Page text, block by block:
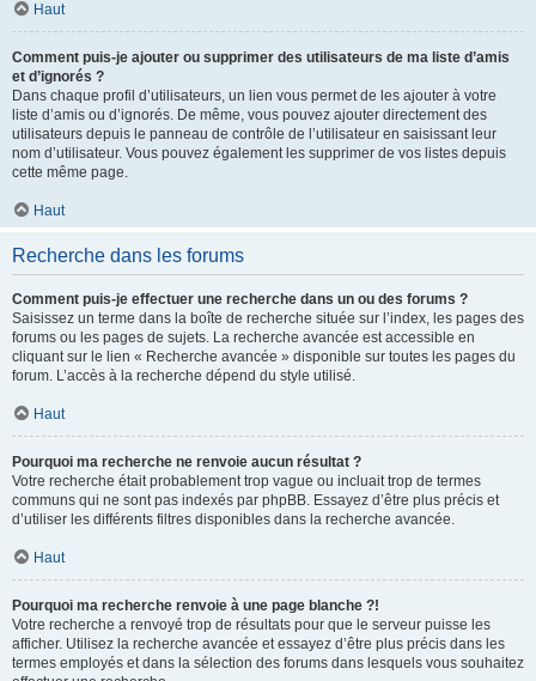
Haut
Comment puis-je ajouter ou supprimer des utilisateurs de ma liste d’amis
et d’ignorés ?
Dans chaque profil d’utilisateurs, un lien vous permet de les ajouter à votre
liste d’amis ou d’ignorés. De même, vous pouvez ajouter directement des
utilisateurs depuis le panneau de contrôle de l’utilisateur en saisissant leur
nom d’utilisateur. Vous pouvez également les supprimer de vos listes depuis
cette même page.
Haut
Recherche dans les forums
Comment puis-je effectuer une recherche dans un ou des forums ?
Saisissez un terme dans la boîte de recherche située sur l’index, les pages des
forums ou les pages de sujets. La recherche avancée est accessible en
cliquant sur le lien « Recherche avancée » disponible sur toutes les pages du
forum. L’accès à la recherche dépend du style utilisé.
Haut
Pourquoi ma recherche ne renvoie aucun résultat ?
Votre recherche était probablement trop vague ou incluait trop de termes
communs qui ne sont pas indexés par phpBB. Essayez d’être plus précis et
d’utiliser les différents filtres disponibles dans la recherche avancée.
Haut
Pourquoi ma recherche renvoie à une page blanche ?!
Votre recherche a renvoyé trop de résultats pour que le serveur puisse les
afficher. Utilisez la recherche avancée et essayez d’être plus précis dans les
termes employés et dans la sélection des forums dans lesquels vous souhaitez